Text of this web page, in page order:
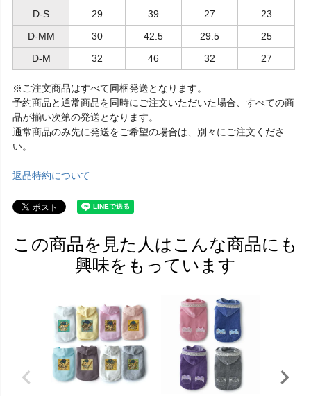
D-S
29 39 27
23
D-MM
30 42.5 29.5
25
D-M
32 46 32 27
※ご注文商品はすべて同梱発送となります。
予約商品と通常商品を同時にご注文いただいた場合、すべての商
品が揃い次第の発送となります。
通常商品のみ先に発送をご希望の場合は、別々にご注文くださ
い。
返品特約について
この商品を見た人はこんな商品にも
興味をもっています